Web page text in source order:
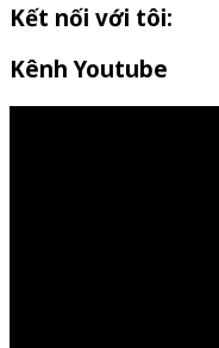
Kết nối với tôi:
Kênh Youtube